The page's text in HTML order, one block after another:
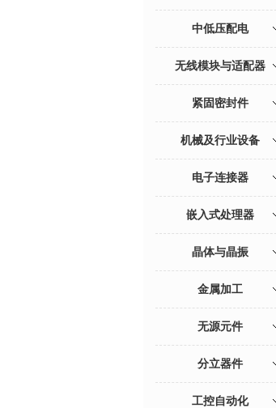
中低压配电
无线模块与适配器
紧固密封件
机械及行业设备
电子连接器
嵌入式处理器
晶体与晶振
金属加工
无源元件
分立器件
工控自动化